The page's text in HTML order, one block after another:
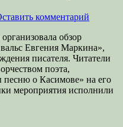
комментарий
обзор
Евгения Маркина»,
писателя. Читатели
поэта,
о Касимове» на его
мероприятия исполнили